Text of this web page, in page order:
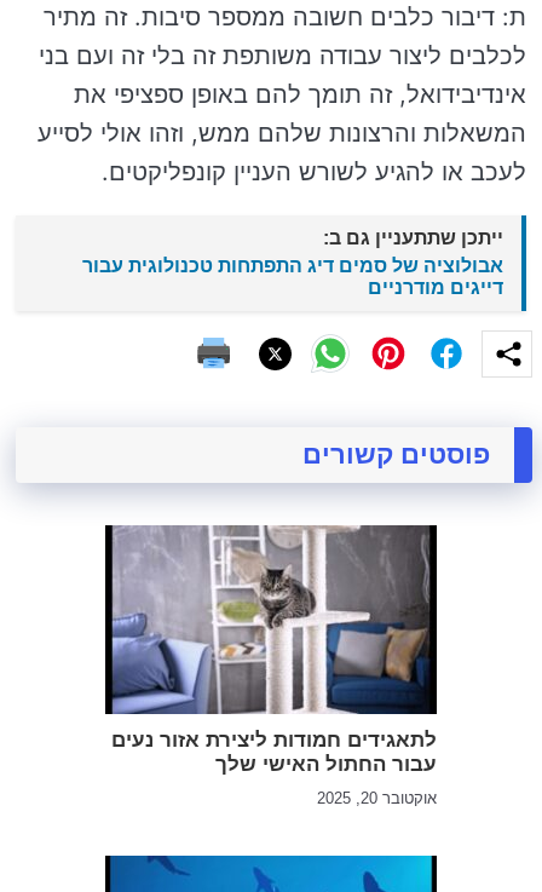
ת: דיבור כלבים חשובה ממספר סיבות. זה מתיר
לכלבים ליצור עבודה משותפת זה בלי זה ועם בני
אינדיבידואל, זה תומך להם באופן ספציפי את
המשאלות והרצונות שלהם ממש, וזהו אולי לסייע
לעכב או להגיע לשורש העניין קונפליקטים.
ייתכן שתתעניין גם ב:
אבולוציה של סמים דיג התפתחות טכנולוגית עבור
דייגים מודרניים
פוסטים קשורים
לתאגידים חמודות ליצירת אזור נעים
עבור החתול האישי שלך
אוקטובר 20, 2025